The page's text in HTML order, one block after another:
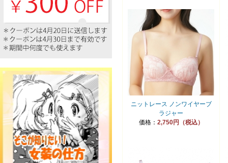
ニットレース ノンワイヤーブ
ラジャー
価格： 2,750円（税込）